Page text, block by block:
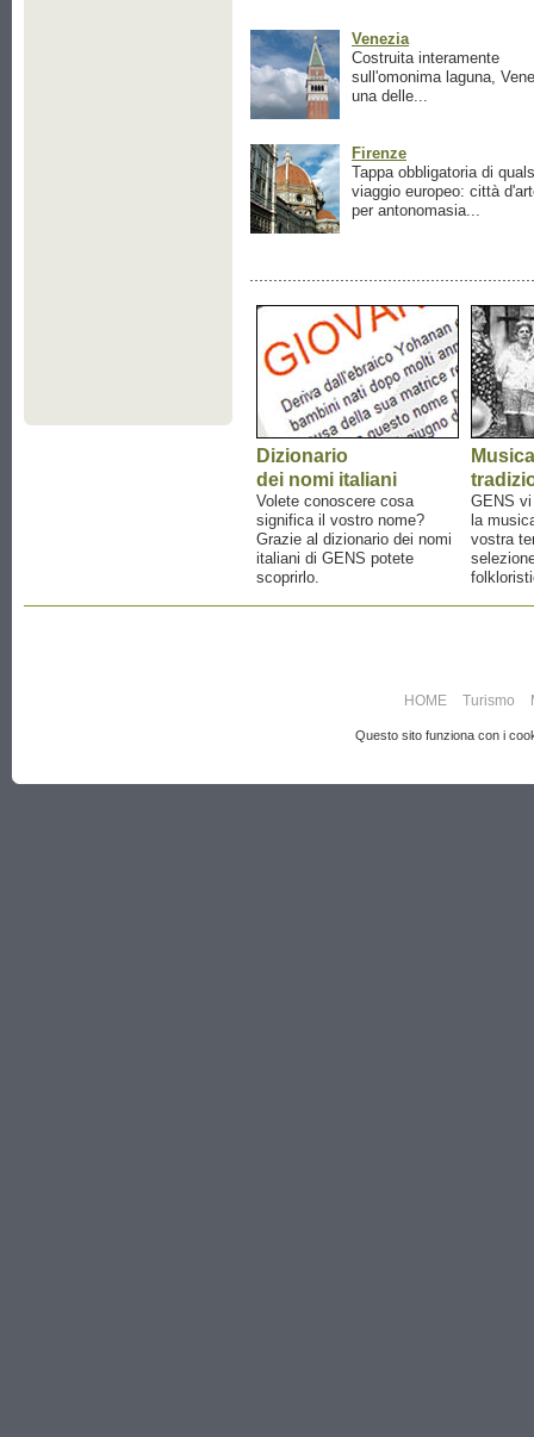
Venezia
Costruita interamente
sull'omonima laguna,
una delle...
Firenze
Tappa obbligatoria di
viaggio europeo: città
per antonomasia...
Dizionario
dei nomi italiani
Volete conoscere cosa
significa il vostro nome?
Grazie al dizionario dei nomi
italiani di GENS potete
scoprirlo.
Musica
GENS
la
vostra
HOME Turismo
Questo sito funziona con i